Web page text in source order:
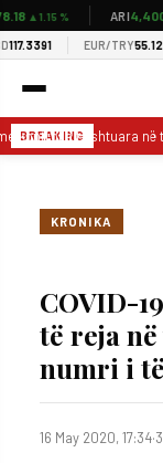
▲1.15 % ARI4,400
EUR/TRY55.1236
BREAKING
kontrolle të shtuara në
KRONIKA
COVID-
të reja në
numri i
16 May 2020, 17:34·